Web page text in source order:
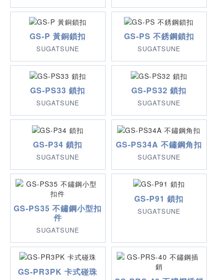
GS-P 黃銅鎖扣
SUGATSUNE
GS-PS 不銹鋼鎖扣
SUGATSUNE
GS-PS33 鎖扣
SUGATSUNE
GS-PS32 鎖扣
SUGATSUNE
GS-P34 鎖扣
SUGATSUNE
GS-PS34A 不鏽鋼角扣
SUGATSUNE
GS-PS35 不鏽鋼小型扣
件
SUGATSUNE
GS-P91 鎖扣
SUGATSUNE
GS-PR3PK 卡式碰珠